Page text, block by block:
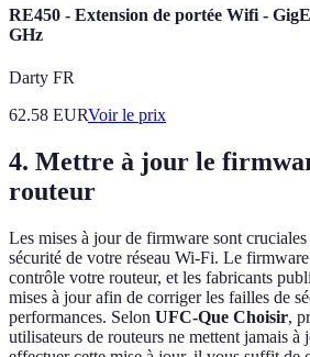
RE450 - Extension de portée Wifi -
GHz
Darty FR
62.58 EURVoir le prix
4. Mettre à jour le
routeur
Les mises à jour de firmware sont
sécurité de votre réseau Wi-Fi. Le
contrôle votre routeur, et les fabricants
mises à jour afin de corriger les failles de
performances. Selon UFC-Que Choisir,
utilisateurs de routeurs ne mettent jamais